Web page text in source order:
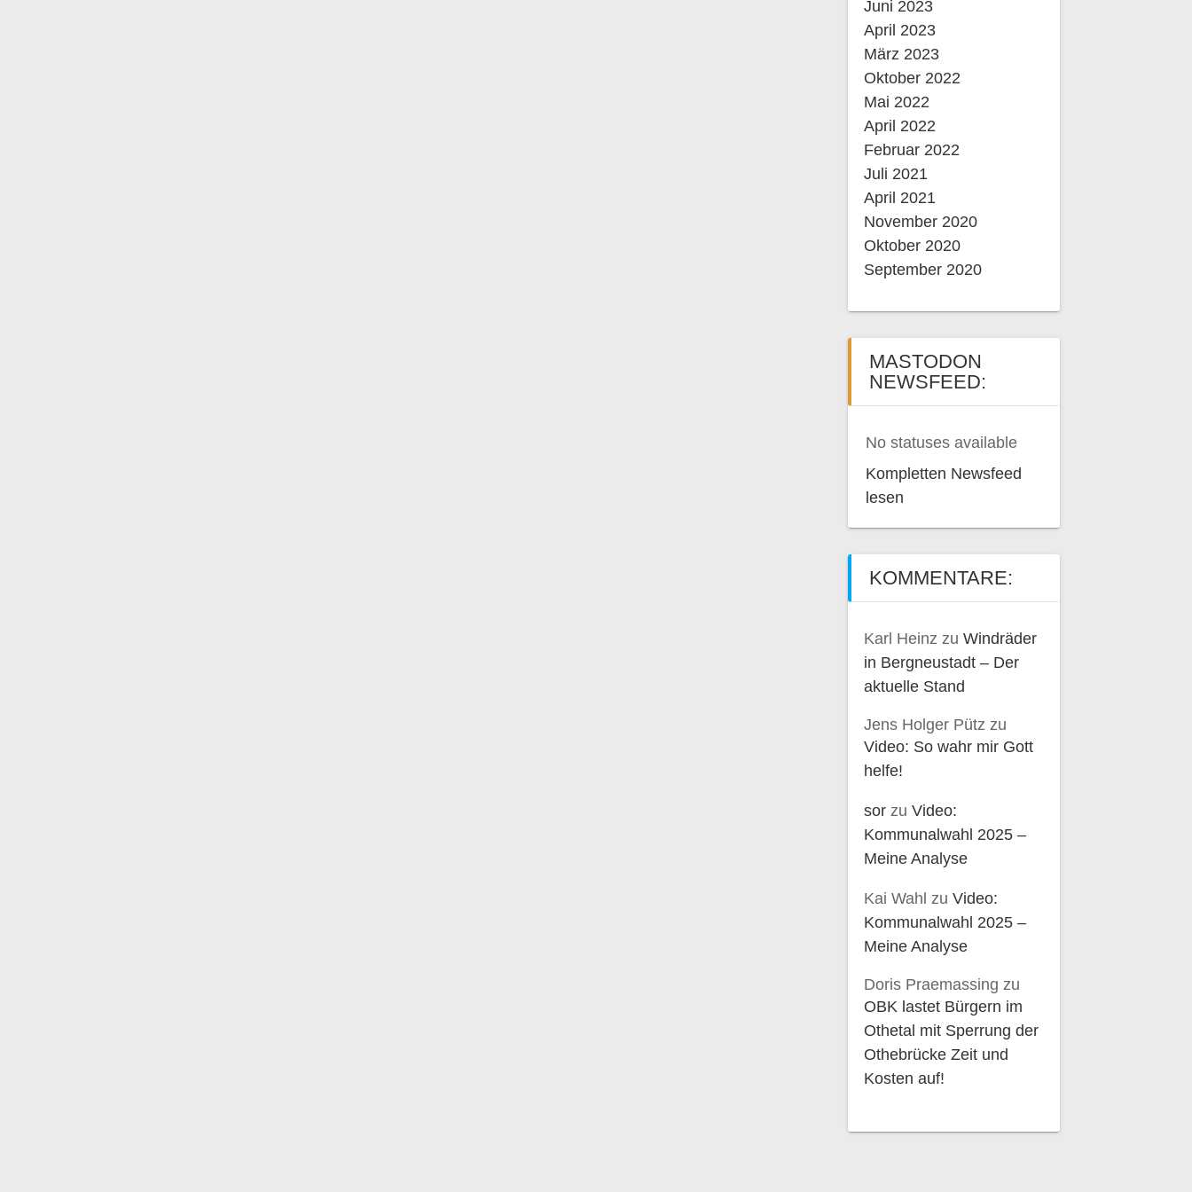
Juni 2023
April 2023
März 2023
Oktober 2022
Mai 2022
April 2022
Februar 2022
Juli 2021
April 2021
November 2020
Oktober 2020
September 2020
MASTODON
NEWSFEED:
No statuses available
Kompletten Newsfeed
lesen
KOMMENTARE:
Karl Heinz zu Windräder
in Bergneustadt – Der
aktuelle Stand
Jens Holger Pütz zu
Video: So wahr mir Gott
helfe!
sorzu Video:
Kommunalwahl 2025 –
Meine Analyse
Kai Wahl zu Video:
Kommunalwahl 2025 –
Meine Analyse
Doris Praemassing zu
OBK lastet Bürgern im
Othetal mit Sperrung der
Othebrücke Zeit und
Kosten auf!